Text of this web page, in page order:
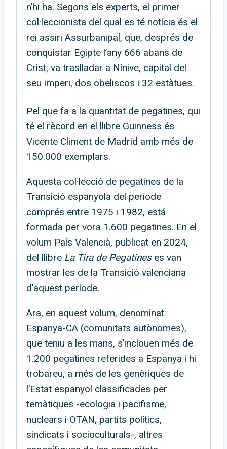
n’hi ha. Segons els experts, el primer
col·leccionista del qual es té notícia és el
rei assiri Assurbanipal, que, després de
conquistar Egipte l’any 666 abans de
Crist, va traslladar a Nínive, capital del
seu imperi, dos obeliscos i 32 estàtues.
Pel que fa a la quantitat de pegatines, qui
té el rècord en el llibre Guinness és
Vicente Climent de Madrid amb més de
150.000 exemplars.
Aquesta col·lecció de pegatines de la
Transició espanyola del període
comprés entre 1975 i 1982, está
formada per vora 1.600 pegatines. En el
volum País Valencià, publicat en 2024,
del llibre La Tira de Pegatines es van
mostrar les de la Transició valenciana
d’aquest període.
Ara, en aquest volum, denominat
Espanya-CA (comunitats autònomes),
que teniu a les mans, s’inclouen més de
1.200 pegatines referides a Espanya i hi
trobareu, a més de les genèriques de
l’Estat espanyol classificades per
temàtiques -ecologia i pacifisme,
nuclears i OTAN, partits polítics,
sindicats i socioculturals-, altres